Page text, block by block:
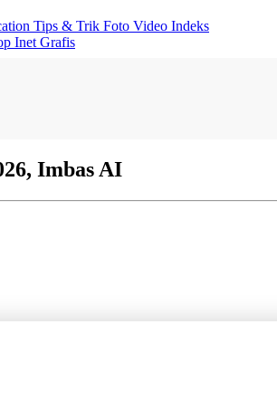
Tips & Trik Foto Video Indeks
Inet Grafis
Imbas AI